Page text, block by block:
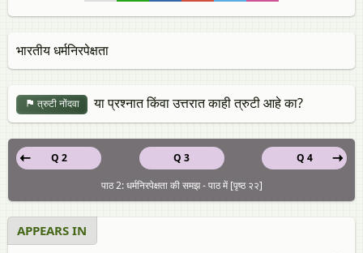
भारतीय धर्मनिरपेक्षता
त्रुटी नोंदवा या प्रश्नात किंवा उत्तरात काही त्रुटी आहे का?
Q 3
Q 2
Q 4
पाठ 2: धर्मनिरपेक्षता की समझ - पाठ में [पृष्ठ २२]
APPEARS IN